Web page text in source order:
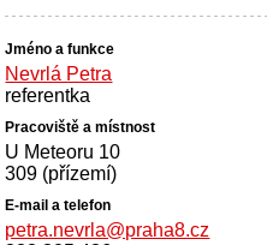
Nevrlá Petra
referentka
U Meteoru 10
309 (přízemí)
petra.nevrla@praha8.cz